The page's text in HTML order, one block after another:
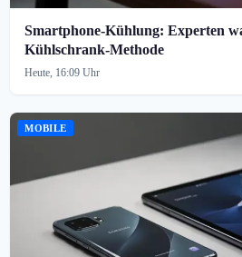
Smartphone-Kühlung: Experten
Kühlschrank-Methode
Heute, 16:09 Uhr
MOBILE